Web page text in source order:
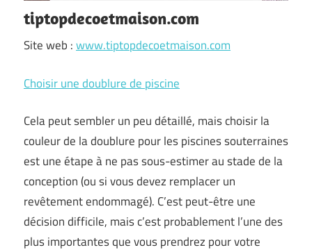
tiptopdecoetmaison.com
Site web :www.tiptopdecoetmaison.com
Choisir une doublure de piscine
Cela peut sembler un peu détaillé, mais choisir la
couleur de la doublure pour les piscines souterraines
est une étape à ne pas sous-estimer au stade de la
conception (ou si vous devez remplacer un
revêtement endommagé). C’est peut-être une
décision difficile, mais c’est probablement l’une des
plus importantes que vous prendrez pour votre